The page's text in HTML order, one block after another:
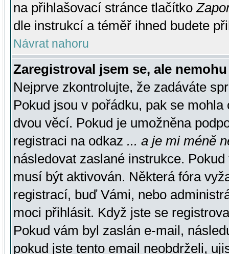
na přihlašovací stránce tlačítko
dle instrukcí a téměř ihned budete
Návrat nahoru
Zaregistroval jsem se, ale
Nejprve zkontrolujte, že zadáváte
Pokud jsou v pořádku, pak se
dvou věcí. Pokud je umožněna
registraci na odkaz ... a je mi méně
následovat zaslané instrukce.
musí být aktivován. Některá fóra
registrací, buď Vámi, nebo
moci přihlásit. Když jste se
Pokud vám byl zaslán e-mail,
pokud jste tento email neobdrželi,